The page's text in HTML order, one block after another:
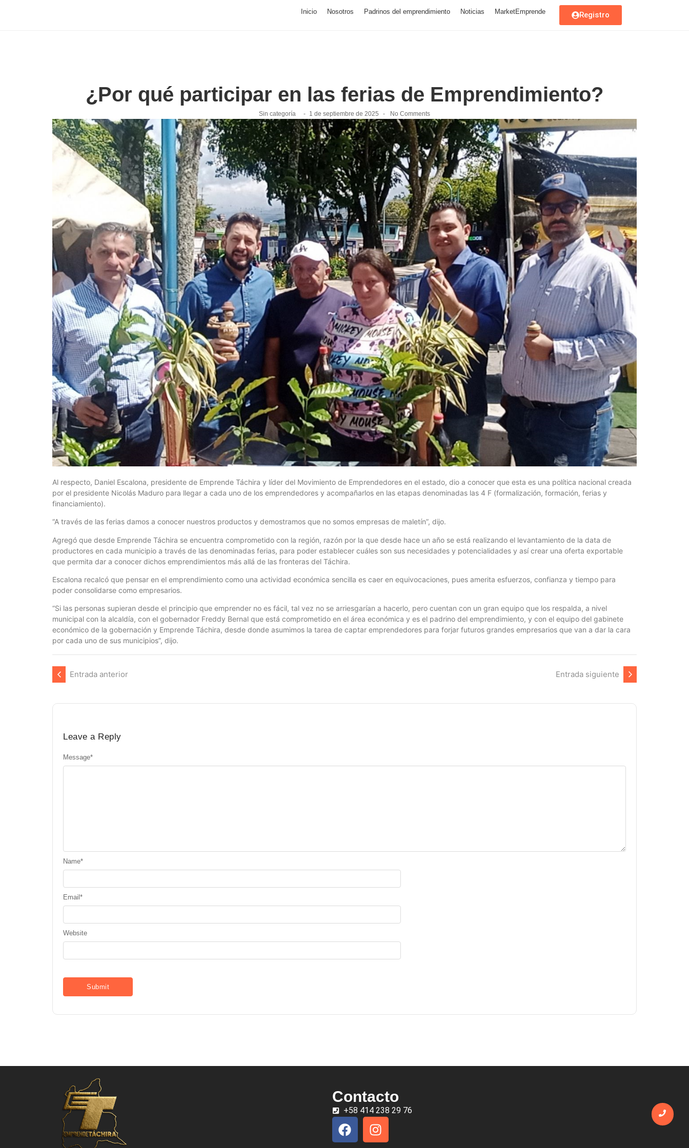
Inicio Nosotros Padrinos del emprendimiento Noticias MarketEmprende Registro
¿Por qué participar en las ferias de Emprendimiento?
Sin categoría - 1 de septiembre de 2025 - No Comments
Al respecto, Daniel Escalona, presidente de Emprende Táchira y líder del Movimiento de Emprendedores en el estado, dio a conocer que esta es una política nacional creada
por el presidente Nicolás Maduro para llegar a cada uno de los emprendedores y acompañarlos en las etapas denominadas las 4 F (formalización, formación, ferias y
financiamiento).
“A través de las ferias damos a conocer nuestros productos y demostramos que no somos empresas de maletín”, dijo.
Agregó que desde Emprende Táchira se encuentra comprometido con la región, razón por la que desde hace un año se está realizando el levantamiento de la data de
productores en cada municipio a través de las denominadas ferias, para poder establecer cuáles son sus necesidades y potencialidades y así crear una oferta exportable
que permita dar a conocer dichos emprendimientos más allá de las fronteras del Táchira.
Escalona recalcó que pensar en el emprendimiento como una actividad económica sencilla es caer en equivocaciones, pues amerita esfuerzos, confianza y tiempo para
poder consolidarse como empresarios.
“Si las personas supieran desde el principio que emprender no es fácil, tal vez no se arriesgarían a hacerlo, pero cuentan con un gran equipo que los respalda, a nivel
municipal con la alcaldía, con el gobernador Freddy Bernal que está comprometido en el área económica y es el padrino del emprendimiento, y con el equipo del gabinete
económico de la gobernación y Emprende Táchira, desde donde asumimos la tarea de captar emprendedores para forjar futuros grandes empresarios que van a dar la cara
por cada uno de sus municipios”, dijo.
Entrada anterior Entrada siguiente
Leave a Reply
Message*
Name*
Email *
Website
Contacto
+58 414 238 29 76